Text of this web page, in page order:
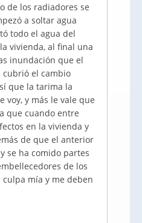
de los radiadores se
a soltar agua
todo el agua del
vivienda, al final una
inundación que el
cubrió el cambio
que la tarima la
voy, y más le vale que
que cuando entre
en la vivienda y
de que el anterior
se ha comido partes
de los
mía y me deben